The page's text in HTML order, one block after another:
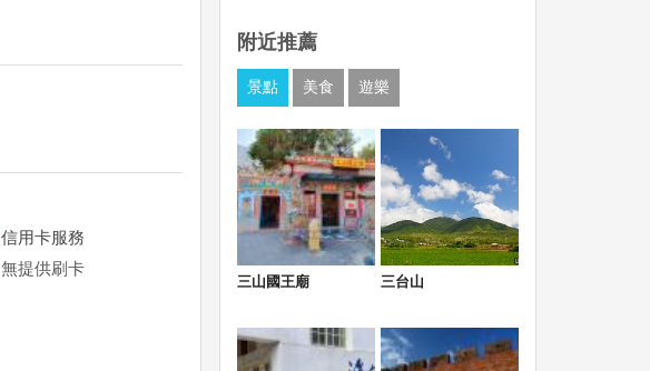
信用卡服務
無提供刷卡
附近推薦
景點 美食 遊樂
三山國王廟 三台山